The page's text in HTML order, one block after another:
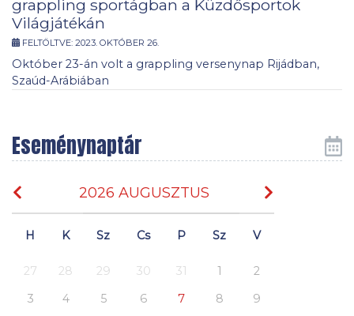
grappling sportágban a Küzdősportok
Világjátékán
FELTÖLTVE: 2023. OKTÓBER 26.
Október 23-án volt a grappling versenynap Rijádban,
Szaúd-Arábiában
Eseménynaptár
2026 AUGUSZTUS
H K Sz Cs P Sz V
27 28 29 30 31 1
2
3
4 5 6 7 8
9